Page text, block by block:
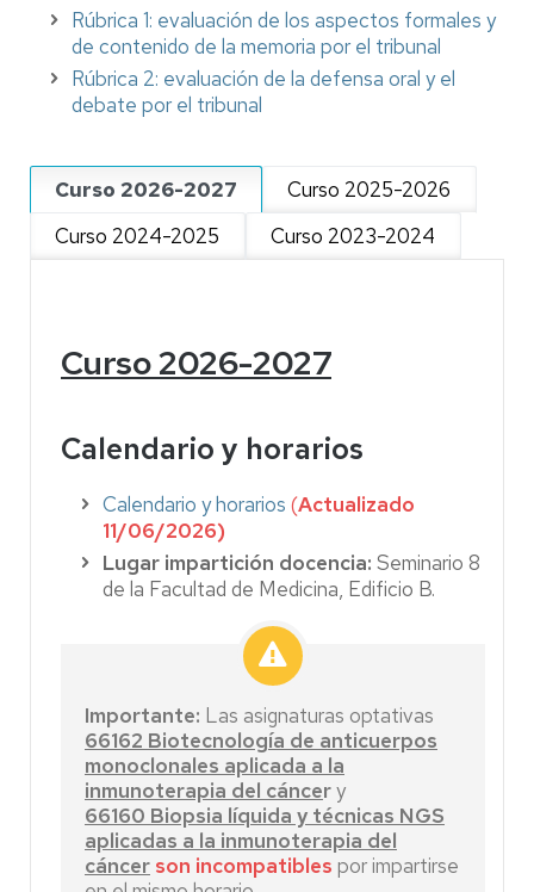
Rúbrica 1: evaluación de los aspectos formales y
de contenido de la memoria por el tribunal
Rúbrica 2: evaluación de la defensa oral y el
debate por el tribunal
Curso 2026-2027
Curso 2025-2026
Curso 2024-2025
Curso 2023-2024
Curso 2026-2027
Calendario y horarios
Calendario y horarios (Actualizado
11/06/2026)
Lugar impartición docencia: Seminario 8
de la Facultad de Medicina, Edificio B.
Importante: Las asignaturas optativas
66162 Biotecnología de anticuerpos
monoclonales aplicada a la
inmunoterapia del cáncery
66160 Biopsia líquida y técnicas NGS
aplicadas a la inmunoterapia del
cáncer son incompatibles por impartirse